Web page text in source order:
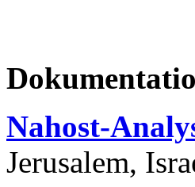
Nahost-
Jerusalem,